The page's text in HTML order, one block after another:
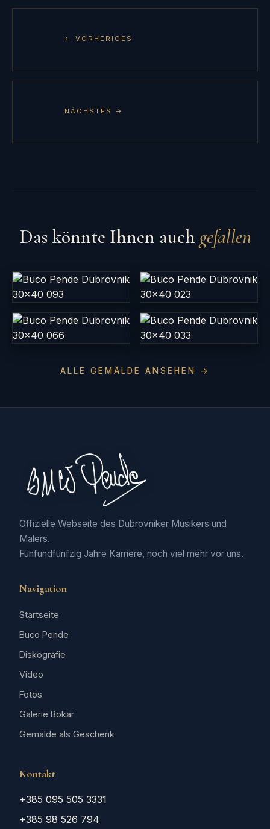
← VORHERIGES
NÄCHSTES →
Das könnte Ihnen auch gefallen
ALLE GEMÄLDE ANSEHEN →
Offizielle Webseite des Dubrovniker Musikers und
Malers.
Fünfundfünfzig Jahre Karriere, noch viel mehr vor uns.
Navigation
Startseite
Buco Pende
Diskografie
Video
Fotos
Galerie Bokar
Gemälde als Geschenk
Kontakt
+385 095 505 3331
+385 98 526 794